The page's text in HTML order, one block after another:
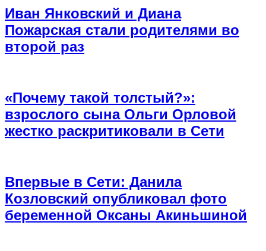
Иван Янковский и Диана
Пожарская стали родителями во
второй раз
«Почему такой толстый?»:
взрослого сына Ольги Орловой
жестко раскритиковали в Сети
Впервые в Сети: Данила
Козловский опубликовал фото
беременной Оксаны Акиньшиной